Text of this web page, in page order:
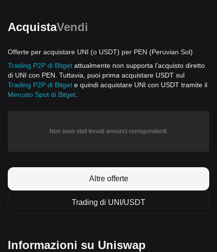
AcquistaVendi
Offerte per acquistare UNI (o USDT) per PEN (Peruvian Sol)
Trading P2P di Bitget attualmente non supporta l’acquisto diretto
di UNI con PEN. Tuttavia, puoi prima acquistare USDT sul
Trading P2P di Bitget e quindi acquistare UNI con USDT tramite il
Mercato Spot di Bitget
Non sono stati trovati annunci corrispondenti.
Altre offerte
Trading di UNI/USDT
Informazioni su Uniswap